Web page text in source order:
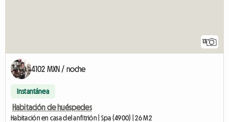
13
4102 MXN / noche
Instantánea
Habitación de huéspedes
Habitación en casa del anfitrión | Spa (4900) | 26 M2